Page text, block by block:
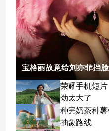
宝格丽故意给刘亦菲挡
荣耀手机短
劲太大了
种完奶茶种
抽象路线